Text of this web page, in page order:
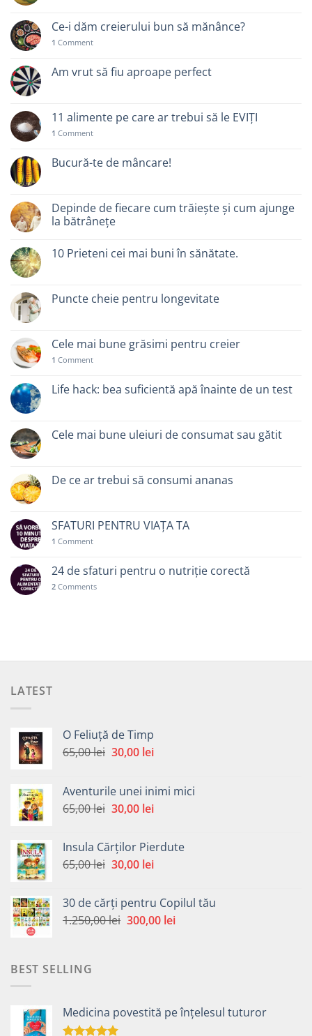
Ce-i dăm creierului bun să mănânce?
1 Comment
Am vrut să fiu aproape perfect
11 alimente pe care ar trebui să le EVIȚI
1 Comment
Bucură-te de mâncare!
Depinde de fiecare cum trăiește și cum ajunge
la bătrânețe
10 Prieteni cei mai buni în sănătate.
Puncte cheie pentru longevitate
Cele mai bune grăsimi pentru creier
1 Comment
Life hack: bea suficientă apă înainte de un test
Cele mai bune uleiuri de consumat sau gătit
De ce ar trebui să consumi ananas
SFATURI PENTRU VIAȚA TA
1 Comment
24 de sfaturi pentru o nutriție corectă
2 Comments
LATEST
O Feliuță de Timp
65,00lei Prețul
fost:
65,00 lei.
30,00 leiPrețul
30,00 lei.
Aventurile unei inimi mici
65,00lei Prețul
fost:
65,00 lei.
30,00 leiPrețul
30,00 lei.
Insula Cărților Pierdute
65,00lei Prețul
fost:
65,00 lei.
30,00 leiPrețul
30,00 lei.
30 de cărți pentru Copilul tău
1.250,00lei Prețul
300,00 leiPrețul
BEST SELLING
Medicina povestită pe înțelesul tuturor